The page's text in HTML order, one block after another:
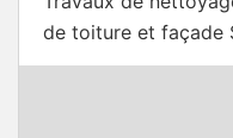
de toiture et façade